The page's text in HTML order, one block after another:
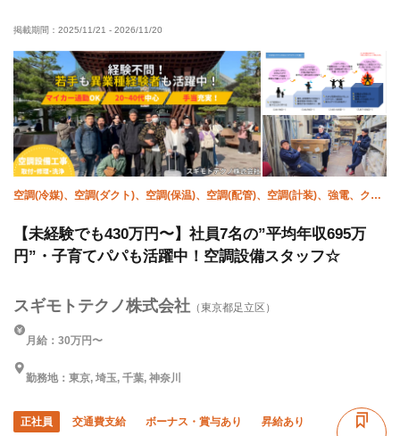
禁煙・分煙 未経験OK
直帰・直行OK 車・バイク通勤OK 転勤なし
残業月10時間以下 夏季休暇 年末年始休暇 土日休み
掲載期間： 2025/11/21 - 2026/11/20
空調(冷媒)、空調(ダクト)、空調(保温)、空調(配管)、空調(計装)、強電、クリ
【未経験でも430万円〜】社員7名の”平均年収695万
円”・子育てパパも活躍中！空調設備スタッフ☆
スギモトテクノ株式会社 （東京都足立区）
月給：30万円〜
勤務地：東京, 埼玉, 千葉, 神奈川
正社員 交通費支給 ボーナス・賞与あり 昇給あり